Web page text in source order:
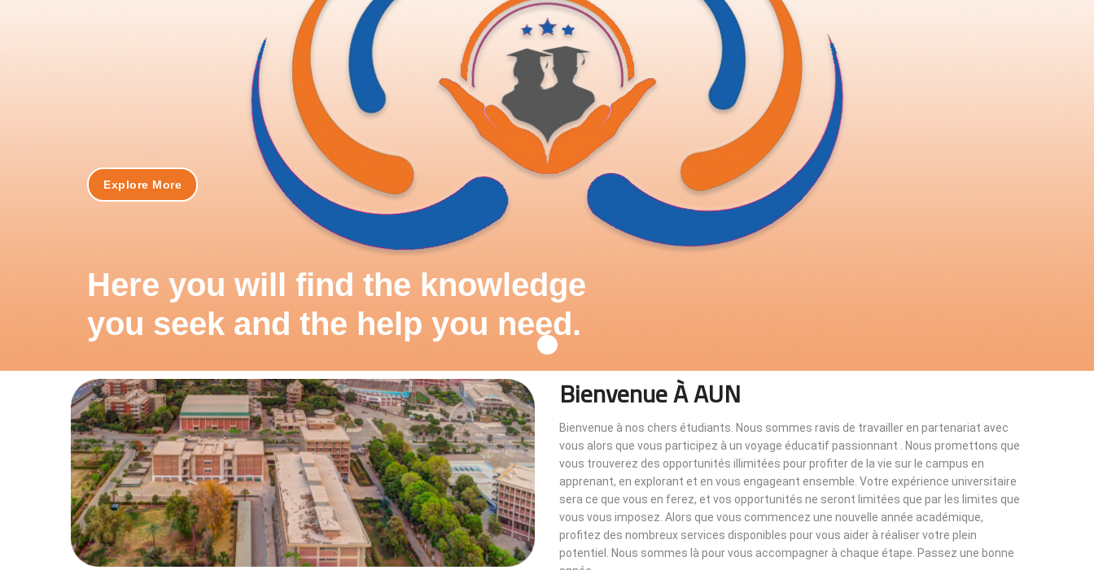
Here you will find the knowledge
you seek and the help you need.
Explore More
Bienvenue À AUN
Bienvenue à nos chers étudiants. Nous sommes ravis de travailler en partenariat avec
vous alors que vous participez à un voyage éducatif passionnant . Nous promettons que
vous trouverez des opportunités illimitées pour profiter de la vie sur le campus en
apprenant, en explorant et en vous engageant ensemble. Votre expérience universitaire
sera ce que vous en ferez, et vos opportunités ne seront limitées que par les limites que
vous vous imposez. Alors que vous commencez une nouvelle année académique,
profitez des nombreux services disponibles pour vous aider à réaliser votre plein
potentiel. Nous sommes là pour vous accompagner à chaque étape. Passez une bonne